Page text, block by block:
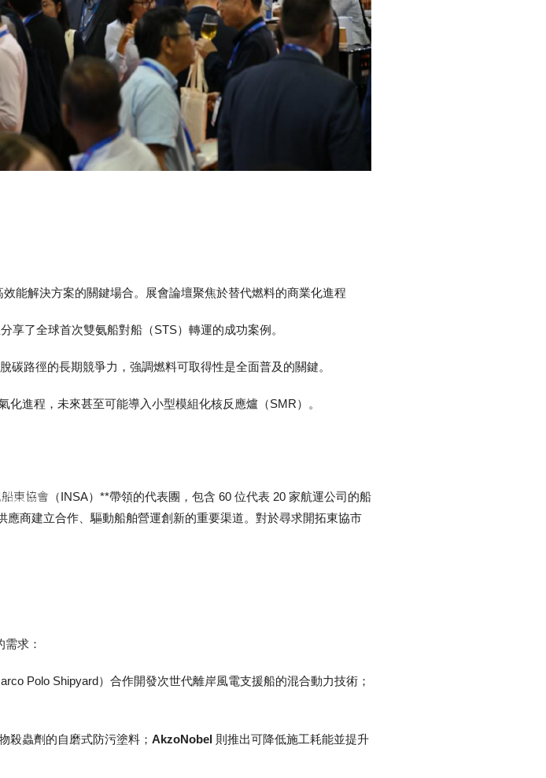
能解決方案的關鍵場合。展會論壇聚焦於替代燃料的商業化進程
享了全球首次雙氨船對船（STS）轉運的成功案例。
碳路徑的長期競爭力，強調燃料可取得性是全面普及的關鍵。
進程，未來甚至可能導入小型模組化核反應爐（SMR）。
東協會 （INSA）**帶領的代表團，包含 60 位代表 20 家航運公司的船
商建立合作、驅動船舶營運創新的重要渠道。對於尋求開拓東協市
求：
Polo Shipyard）合作開發次世代離岸風電支援船的混合動力技術；
殺蟲劑的自磨式防污塗料； AkzoNobel 則推出可降低施工耗能並提升